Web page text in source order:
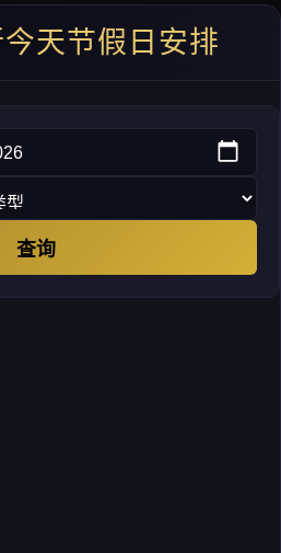
天节假日安排
查询